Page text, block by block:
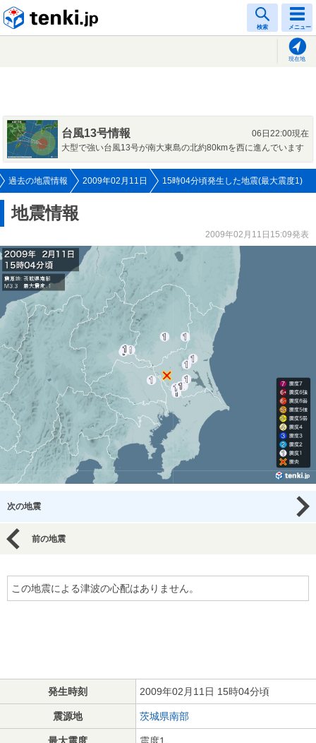
検索 メニュー
現在地
台風13号情報
06日22:00現在
大型で強い台風13号が南大東島の北約80kmを西に進んでいます
過去の地震情報 2009年02月11日 15時04分頃発生した地震(最大震度1)
地震情報
2009年02月11日15:09発表
次の地震
前の地震
この地震による津波の心配はありません。
発生時刻 2009年02月11日 15時04分頃
震源地 茨城県南部
最大震度 震度1